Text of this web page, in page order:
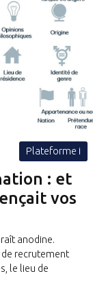
Plateforme i
: et
vos
anodine.
recrutement
le lieu de